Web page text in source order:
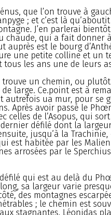
que l’on trouve à
; et c’est là
J’en parlerai
chaude, qui a fait donner
auprès est le bourg
une petite colline et un
les ans une de leurs
un chemin, ou
large. Ce.point est à
autrefois ua mur, pour se
Après avoir passé le
celles de l’Asopus, qui
défilé dont la
jusqu’à la
est habitée par les
arrosées par le
qui est au delà du
sa largeur varie
des montagnes
; le chemin est
stagnantes. Léonidas